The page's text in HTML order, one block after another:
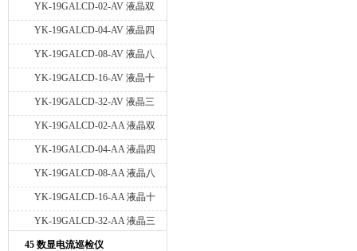
YK-19GALCD-02-AV 液晶双
路电压巡检仪
YK-19GALCD-04-AV 液晶四
路电压巡检仪
YK-19GALCD-08-AV 液晶八
路电压巡检仪
YK-19GALCD-16-AV 液晶十
六路电压巡检仪
YK-19GALCD-32-AV 液晶三
十二路电压巡检仪
YK-19GALCD-02-AA 液晶双
路电流巡检仪
YK-19GALCD-04-AA 液晶四
路电流巡检仪
YK-19GALCD-08-AA 液晶八
路电流巡检仪
YK-19GALCD-16-AA 液晶十
六路电流巡检仪
YK-19GALCD-32-AA 液晶三
十二路电流巡检仪
45 数显电流巡检仪